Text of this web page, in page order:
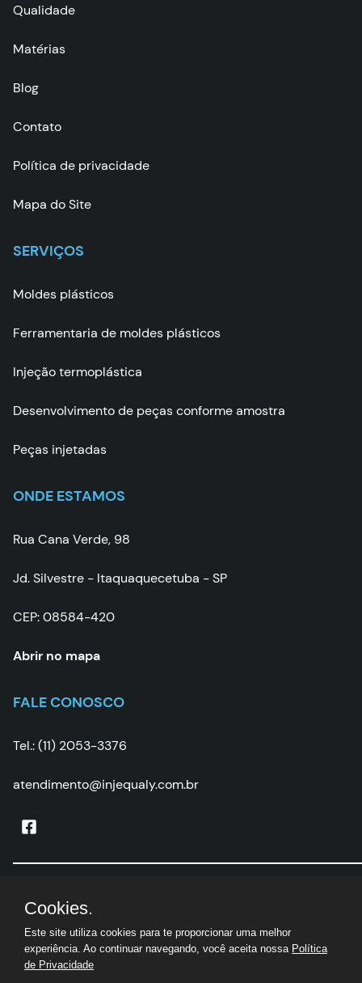
Qualidade
Matérias
Blog
Contato
Política de privacidade
Mapa do Site
SERVIÇOS
Moldes plásticos
Ferramentaria de moldes plásticos
Injeção termoplástica
Desenvolvimento de peças conforme amostra
Peças injetadas
ONDE ESTAMOS
Rua Cana Verde, 98
Jd. Silvestre - Itaquaquecetuba - SP
CEP: 08584-420
Abrir no mapa
FALE CONOSCO
Tel.: (11) 2053-3376
atendimento@injequaly.com.br
Injequaly
direitos reservados
Cookies.
Este site utiliza cookies para te proporcionar uma melhor
experiência. Ao continuar navegando, você aceita nossa Política
de Privacidade